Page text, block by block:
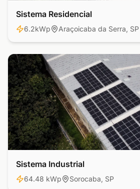
Residencial
Sistema Residencial
6.2kWp Araçoicaba da Serra, SP
Industrial
Sistema Industrial
64.48 kWp Sorocaba, SP